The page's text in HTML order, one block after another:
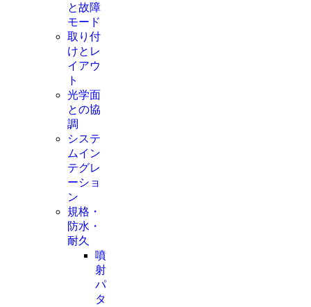
と故障
モード
取り付
けとレ
イアウ
ト
光学面
との協
調
システ
ムイン
テグレ
ーショ
ン
規格・
防水・
耐久
噴
射
パ
タ